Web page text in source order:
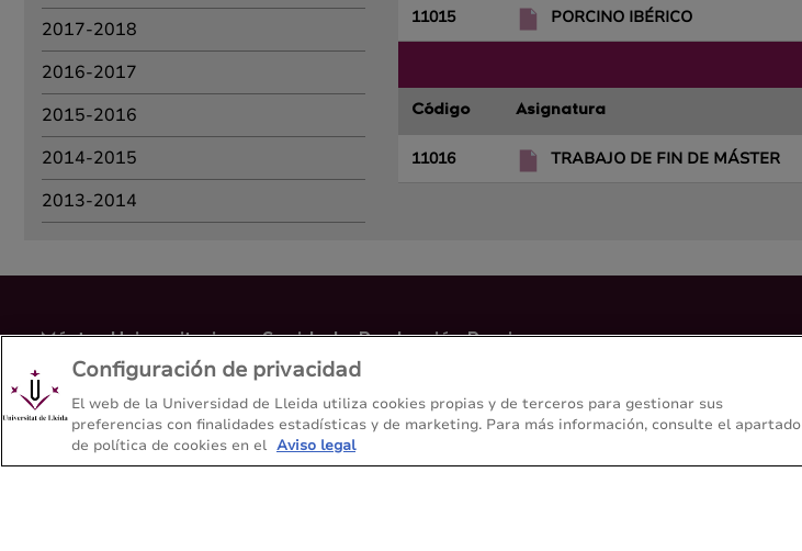
2017-2018
2016-2017
2015-2016
2014-2015
2013-2014
11015 PORCINO IBÉRICO
Código Asignatura
11016 TRABAJO DE FIN DE MÁSTER
Máster Universitario en Sanidad y Producción Porcina
Escuela Técnica Superior de Ingeniería Agroalimentaria y Forestal y de Veterinaria -
Universitat de Lleida
Mapa del web Contacto 973 70 25 10
Configuración de privacidad
El web de la Universidad de Lleida utiliza cookies propias y de terceros para gestionar sus
preferencias con finalidades estadísticas y de marketing. Para más información, consulte el apartado
de política de cookies en el Aviso legal